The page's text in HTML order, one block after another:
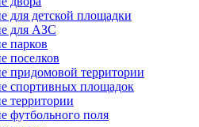
для детской площадки
для АЗС
парков
поселков
придомовой территории
спортивных площадок
территории
футбольного поля